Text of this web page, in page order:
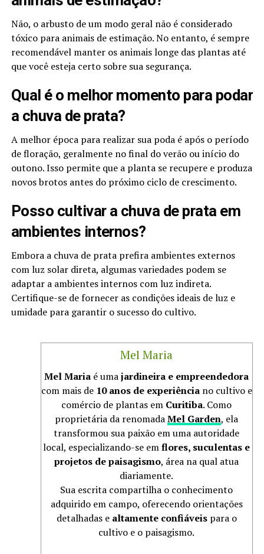
Não, o arbusto de um modo geral não é considerado
tóxico para animais de estimação. No entanto, é sempre
recomendável manter os animais longe das plantas até
que você esteja certo sobre sua segurança.
Qual é o melhor momento para podar
a chuva de prata?
A melhor época para realizar sua poda é após o período
de floração, geralmente no final do verão ou início do
outono. Isso permite que a planta se recupere e produza
novos brotos antes do próximo ciclo de crescimento.
Posso cultivar a chuva de prata em
ambientes internos?
Embora a chuva de prata prefira ambientes externos
com luz solar direta, algumas variedades podem se
adaptar a ambientes internos com luz indireta.
Certifique-se de fornecer as condições ideais de luz e
umidade para garantir o sucesso do cultivo.
Mel Maria
Mel Maria é umajardineira e empreendedora
com mais de 10 anos de experiênciano cultivo e
comércio de plantas em Curitiba. Como
proprietária da renomadaMel Garden, ela
transformou sua paixão em uma autoridade
local, especializando-se emflores, suculentas e
projetos de paisagismo, área na qual atua
diariamente.
Sua escrita compartilha o conhecimento
adquirido em campo, oferecendo orientações
detalhadas e altamente confiáveispara o
cultivo e o paisagismo.